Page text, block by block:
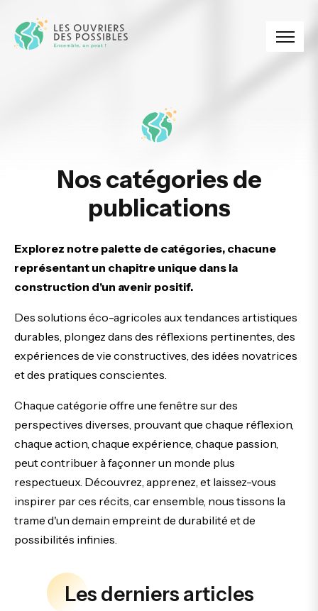
Nos catégories de
publications
Explorez notre palette de catégories, chacune
représentant un chapitre unique dans la
construction d'un avenir positif.
Des solutions éco-agricoles aux tendances artistiques
durables, plongez dans des réflexions pertinentes, des
expériences de vie constructives, des idées novatrices
et des pratiques conscientes.
Chaque catégorie offre une fenêtre sur des
perspectives diverses, prouvant que chaque réflexion,
chaque action, chaque expérience, chaque passion,
peut contribuer à façonner un monde plus
respectueux. Découvrez, apprenez, et laissez-vous
inspirer par ces récits, car ensemble, nous tissons la
trame d'un demain empreint de durabilité et de
possibilités infinies.
Les derniers articles